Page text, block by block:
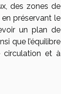
des zones de
préservant le
un plan de
que l’équilibre
circulation et à